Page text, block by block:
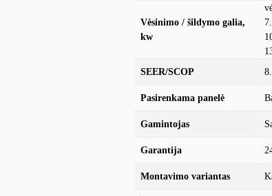
Vėsinimo / šildymo galia,
kw
SEER/SCOP
Pasirenkama panelė
Gamintojas
Garantija
Montavimo variantas